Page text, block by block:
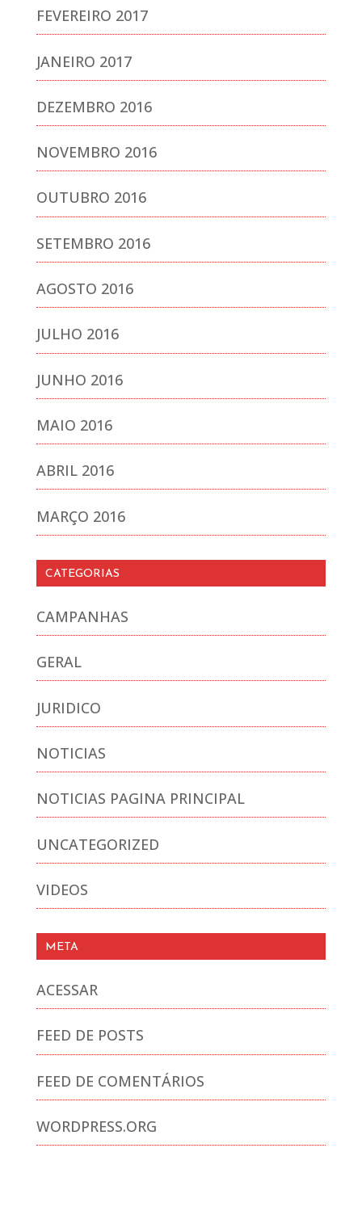
FEVEREIRO 2017
JANEIRO 2017
DEZEMBRO 2016
NOVEMBRO 2016
OUTUBRO 2016
SETEMBRO 2016
AGOSTO 2016
JULHO 2016
JUNHO 2016
MAIO 2016
ABRIL 2016
MARÇO 2016
CATEGORIAS
CAMPANHAS
GERAL
JURIDICO
NOTICIAS
NOTICIAS PAGINA PRINCIPAL
UNCATEGORIZED
VIDEOS
META
ACESSAR
FEED DE POSTS
FEED DE COMENTÁRIOS
WORDPRESS.ORG